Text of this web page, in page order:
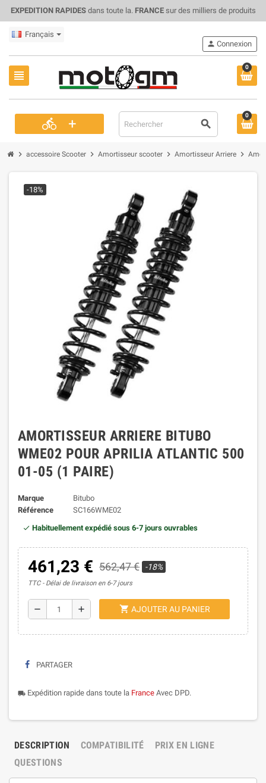
EXPEDITION RAPIDESdans toute la. FRANCEsur des milliers de produits
Français
view_headline
0
directions_bike + search
person Connexion
0
chevron_right accessoire Scooter chevron_right Amortisseur scooter chevron_right Amortisseur Arriere chevron_right
-18%
AMORTISSEUR ARRIERE BITUBO
WME02 POUR APRILIA ATLANTIC 500
01-05 (1 PAIRE)
Marque
Bitubo
Référence
SC166WME02
Habituellement expédié sous 6-7 jours ouvrables
461,23 € 562,47 € -18%
TTC Délai de livraison en 6-7 jours
remove add shopping_cart AJOUTER AU PANIER
PARTAGER
local_shipping Expédition rapide dans toute la France Avec DPD.
DESCRIPTION COMPATIBILITÉ
PRIX EN LIGNE
QUESTIONS